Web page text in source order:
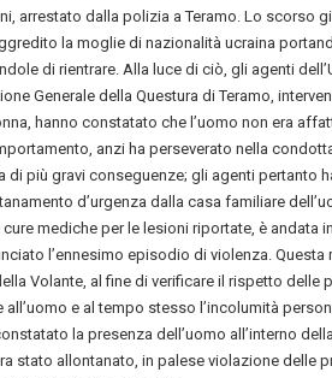
arrestato dalla polizia a Teramo. Lo scorso
la moglie di nazionalità ucraina
di rientrare. Alla luce di ciò, gli agenti
Generale della Questura di Teramo,
hanno constatato che l’uomo non era
anzi ha perseverato nella
di più gravi conseguenze; gli agenti pertanto
d’urgenza dalla casa familiare
mediche per le lesioni riportate, è andata
l’ennesimo episodio di violenza. Questa
Volante, al fine di verificare il rispetto delle
all’uomo e al tempo stesso l’incolumità
la presenza dell’uomo all’interno
stato allontanato, in palese violazione delle